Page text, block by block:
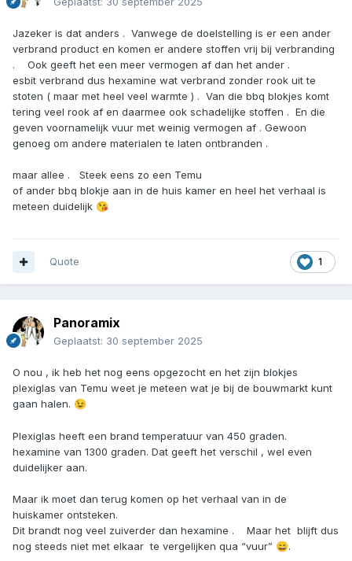
Jazeker is dat anders . Vanwege de doelstelling is er een ander
verbrand product en komen er andere stoffen vrij bij verbranding
. Ook geeft het een meer vermogen af dan het ander .
esbit verbrand dus hexamine wat verbrand zonder rook uit te
stoten ( maar met heel veel warmte ) . Van die bbq blokjes komt
tering veel rook af en daarmee ook schadelijke stoffen . En die
geven voornamelijk vuur met weinig vermogen af . Gewoon
genoeg om andere materialen te laten ontbranden .
maar allee . Steek eens zo een Temu
of ander bbq blokje aan in de huis kamer en heel het verhaal is
meteen duidelijk 😘
1
Quote
Panoramix
Geplaatst: 30 september 2025
O nou , ik heb het nog eens opgezocht en het zijn blokjes
plexiglas van Temu weet je meteen wat je bij de bouwmarkt kunt
gaan halen. 😉
Plexiglas heeft een brand temperatuur van 450 graden.
hexamine van 1300 graden. Dat geeft het verschil , wel even
duidelijker aan.
Maar ik moet dan terug komen op het verhaal van in de
huiskamer ontsteken.
Dit brandt nog veel zuiverder dan hexamine . Maar het blijft dus
nog steeds niet met elkaar te vergelijken qua “vuur” 😄.